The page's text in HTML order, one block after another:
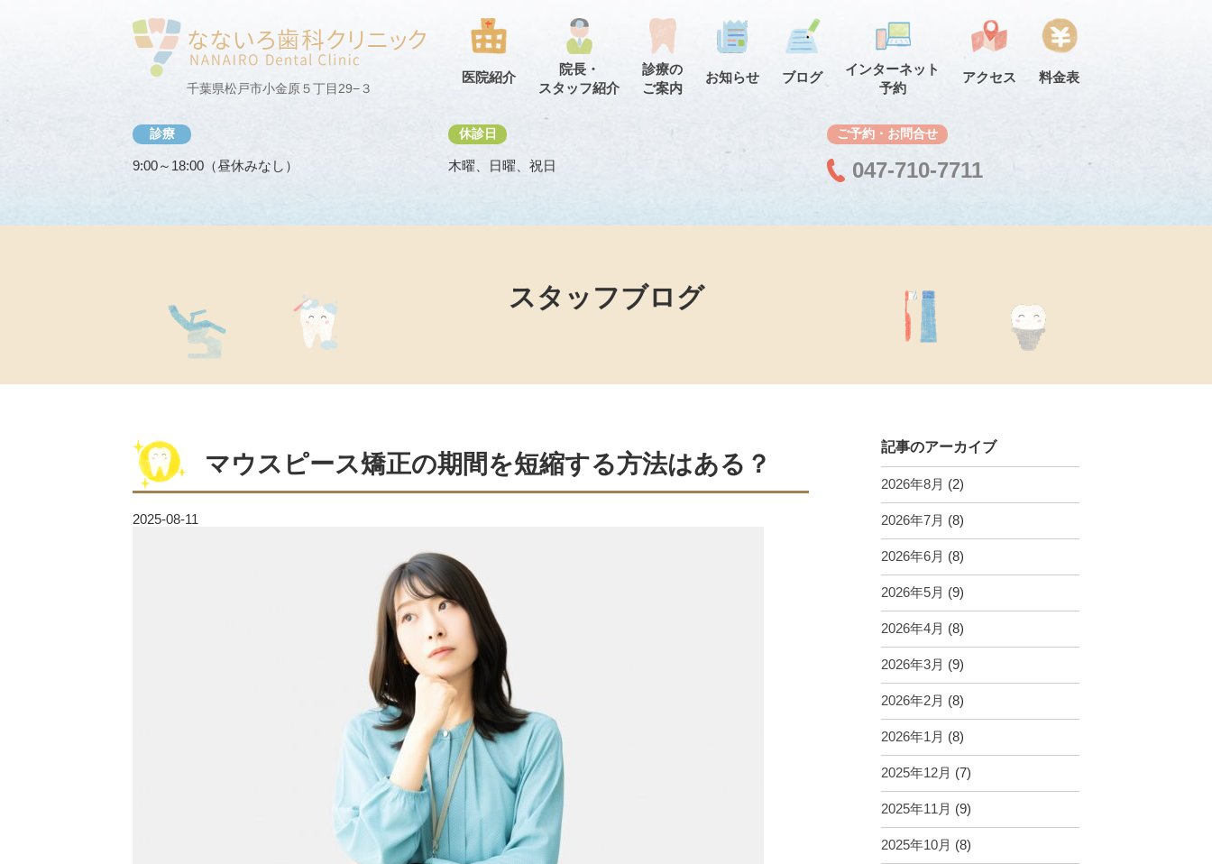
千葉県松戸市小金原５丁目29−３
医院紹介
院長・
スタッフ紹介
診療の
ご案内
お知らせ ブログ
インターネット
予約
アクセス 料金表
診療
9:00～18:00（昼休みなし）
休診日
木曜、日曜、祝日
ご予約・お問合せ
047-710-7711
スタッフブログ
マウスピース矯正の期間を短縮する方法はある？
2025-08-11
記事のアーカイブ
2026年8月 (2)
2026年7月 (8)
2026年6月 (8)
2026年5月 (9)
2026年4月 (8)
2026年3月 (9)
2026年2月 (8)
2026年1月 (8)
2025年12月 (7)
2025年11月 (9)
2025年10月 (8)